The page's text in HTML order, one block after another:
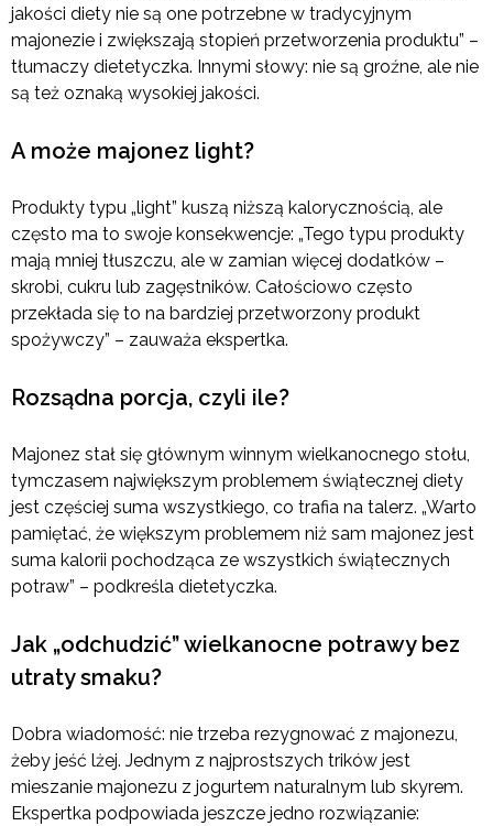
jakości diety nie są one potrzebne w tradycyjnym
majonezie i zwiększają stopień przetworzenia produktu” –
tłumaczy dietetyczka. Innymi słowy: nie są groźne, ale nie
są też oznaką wysokiej jakości.
A może majonez light?
Produkty typu „light” kuszą niższą kalorycznością, ale
często ma to swoje konsekwencje: „Tego typu produkty
mają mniej tłuszczu, ale w zamian więcej dodatków –
skrobi, cukru lub zagęstników. Całościowo często
przekłada się to na bardziej przetworzony produkt
spożywczy” – zauważa ekspertka.
Rozsądna porcja, czyli ile?
Majonez stał się głównym winnym wielkanocnego stołu,
tymczasem największym problemem świątecznej diety
jest częściej suma wszystkiego, co trafia na talerz. „Warto
pamiętać, że większym problemem niż sam majonez jest
suma kalorii pochodząca ze wszystkich świątecznych
potraw” – podkreśla dietetyczka.
Jak „odchudzić” wielkanocne potrawy bez
utraty smaku?
Dobra wiadomość: nie trzeba rezygnować z majonezu,
żeby jeść lżej. Jednym z najprostszych trików jest
mieszanie majonezu z jogurtem naturalnym lub skyrem.
Ekspertka podpowiada jeszcze jedno rozwiązanie: